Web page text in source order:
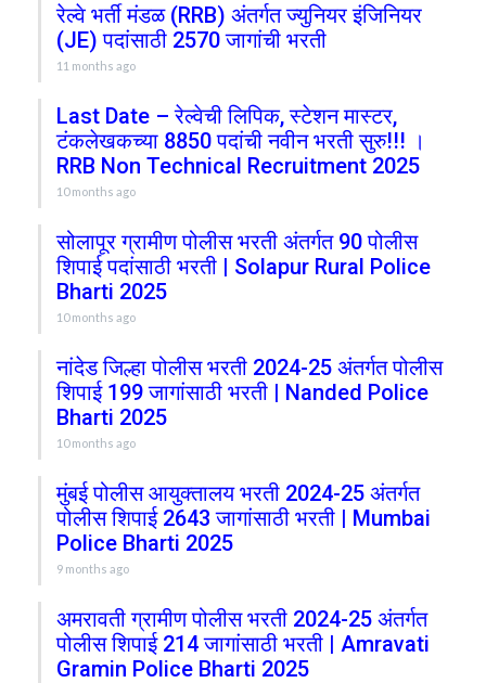
रेल्वे भर्ती मंडळ (RRB) अंतर्गत ज्युनियर इंजिनियर
(JE) पदांसाठी 2570 जागांची भरती
11 months ago
Last Date – रेल्वेची लिपिक, स्टेशन मास्टर,
टंकलेखकच्या 8850 पदांची नवीन भरती सुरु!!! ।
RRB Non Technical Recruitment 2025
10 months ago
सोलापूर ग्रामीण पोलीस भरती अंतर्गत 90 पोलीस
शिपाई पदांसाठी भरती | Solapur Rural Police
Bharti 2025
10 months ago
नांदेड जिल्हा पोलीस भरती 2024-25 अंतर्गत पोलीस
शिपाई 199 जागांसाठी भरती | Nanded Police
Bharti 2025
10 months ago
मुंबई पोलीस आयुक्तालय भरती 2024-25 अंतर्गत
पोलीस शिपाई 2643 जागांसाठी भरती | Mumbai
Police Bharti 2025
9 months ago
अमरावती ग्रामीण पोलीस भरती 2024-25 अंतर्गत
पोलीस शिपाई 214 जागांसाठी भरती | Amravati
Gramin Police Bharti 2025